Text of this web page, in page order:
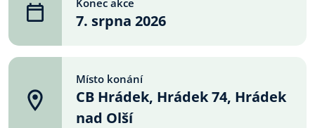
Konec akce
7. srpna 2026
Místo konání
CB Hrádek, Hrádek 74, Hrádek
nad Olší